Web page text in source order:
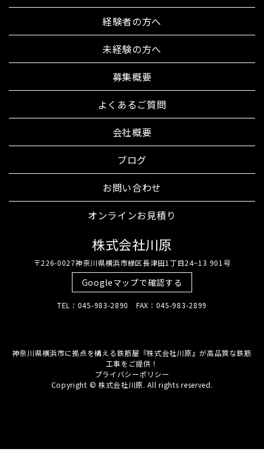
経験者の方へ
未経験の方へ
募集概要
よくあるご質問
会社概要
ブログ
お問い合わせ
オンラインお見積り
株式会社川原
〒226-0027神奈川県横浜市緑区長津田1丁目24−13 901号
Googleマップで確認する
TEL：045-983-2890 FAX：045-983-2899
神奈川県横浜市に拠点を構える鉄筋屋『株式会社川原』が高品質な鉄筋
工事をご提供！
プライバシーポリシー
Copyright © 株式会社川原. All rights reserved.